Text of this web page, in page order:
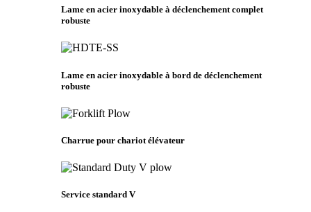
Lame en acier inoxydable à déclenchement complet
robuste
Lame en acier inoxydable à bord de déclenchement
robuste
Charrue pour chariot élévateur
Service standard V